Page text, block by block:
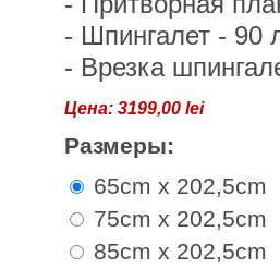
- Шпингалет - 90
- Врезка
Цена: 3199,00 lei
Размеры:
65cm x 202,5cm
75cm x 202,5cm
85cm x 202,5cm